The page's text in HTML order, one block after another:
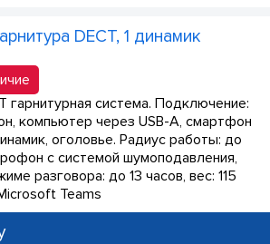
DECT, 1 динамик
гарнитурная система. Подключение:
компьютер через USB-A, смартфон
оголовье. Радиус работы: до
с системой шумоподавления,
разговора: до 13 часов, вес: 115
Teams